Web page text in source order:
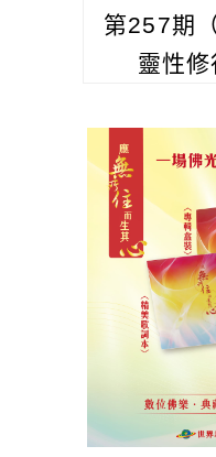
第257期
靈性